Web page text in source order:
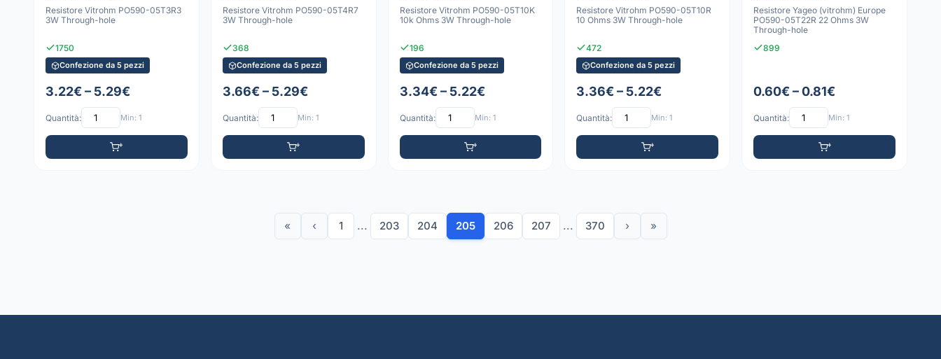
Resistore Vitrohm PO590-05T3R3
3W Through-hole
1750
Confezione da 5 pezzi
3.22€ – 5.29€
Quantità: Min: 1
Resistore Vitrohm PO590-05T4R7
3W Through-hole
368
Confezione da 5 pezzi
3.66€ – 5.29€
Quantità: Min: 1
Resistore Vitrohm PO590-05T10K
10k Ohms 3W Through-hole
196
Confezione da 5 pezzi
3.34€ – 5.22€
Quantità: Min: 1
Resistore Vitrohm PO590-05T10R
10 Ohms 3W Through-hole
472
Confezione da 5 pezzi
3.36€ – 5.22€
Quantità: Min: 1
Resistore Yageo (vitrohm) Europe
PO590-05T22R 22 Ohms 3W
Through-hole
899
0.60€ – 0.81€
Quantità: Min: 1
« ‹ 1 ... 203 204 205 206 207 ... 370 › »